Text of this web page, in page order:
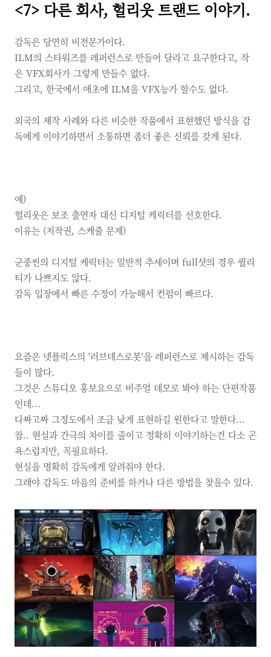
<7> 다른 회사, 헐리웃 트랜드 이야기.
감독은 당연히 비전문가이다.
ILM의 스타워즈를 레퍼런스로 만들어 달라고 요구한다고, 작
은 VFX회사가 그렇게 만들수 없다.
그리고, 한국에서 애초에 ILM을 VFX능가 할수도 없다.
외국의 제작 사례와 다른 비슷한 작품에서 표현했던 방식을 감
독에게 이야기하면서 소통하면 좀더 좋은 신뢰를 갖게 된다.
예)
헐리웃은 보조 출연자 대신 디지털 케릭터를 선호한다.
이유는 (저작권, 스케쥴 문제)
군중씬의 디지털 케릭터는 일반적 추세이며 full샷의 경우 퀄리
티가 나쁘지도 않다.
감독 입장에서 빠른 수정이 가능해서 컨펌이 빠르다.
요즘은 넷플릭스의 '러브데스로봇‘을 레퍼런스로 제시하는 감독
들이 많다.
그것은 스튜디오 홍보요으로 비주얼 데모로 봐야 하는 단편작품
인데...
다짜고짜 그정도에서 조금 낮게 표현하길 원한다고 말한다...
참.. 현실과 간극의 차이를 줄이고 정확히 이야기하는건 다소 곤
욕스럽지만, 꼭필요하다.
현실을 명확히 감독에게 알려줘야 한다.
그래야 감독도 마음의 준비를 하거나 다른 방법을 찾을수 있다.